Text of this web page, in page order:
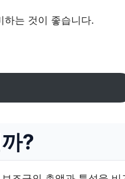
하는 것이 좋습니다.
?